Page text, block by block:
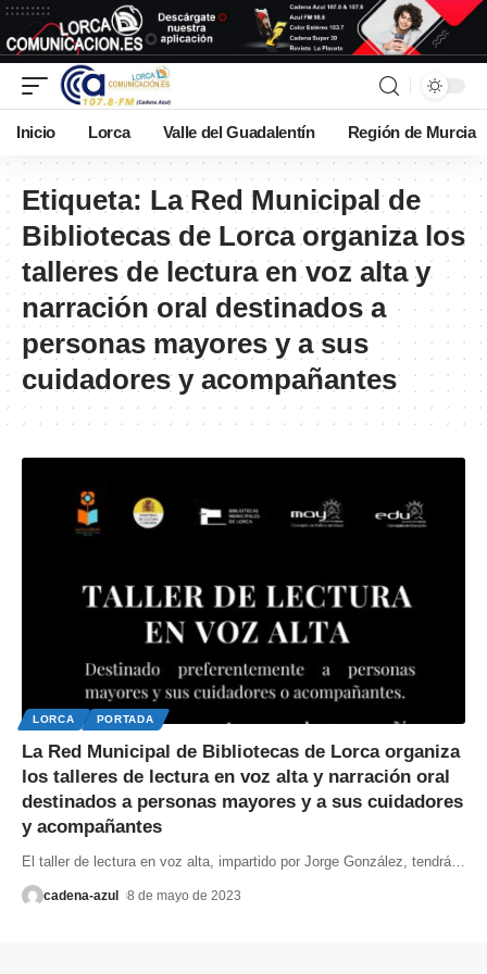
Inicio Lorca Valle del Guadalentín Región de Murcia
Etiqueta: La Red Municipal de
Bibliotecas de Lorca organiza los
talleres de lectura en voz alta y
narración oral destinados a
personas mayores y a sus
cuidadores y acompañantes
LORCA PORTADA
La Red Municipal de Bibliotecas de Lorca organiza
los talleres de lectura en voz alta y narración oral
destinados a personas mayores y a sus cuidadores
y acompañantes
El taller de lectura en voz alta, impartido por Jorge González, tendrá
cadena-azul 8 de mayo de 2023